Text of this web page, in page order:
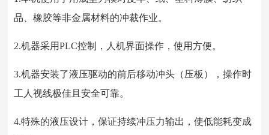
品、橡胶等非金属材料的冲裁作业。
2.机器采用PLC控制，人机界面操作，使用方便。
3.机器安装了液压驱动的前后移动冲头（压板），操作时
工人视线极佳且安全可靠。
4.特殊的液压设计，保证持续冲压力输出，使低能耗变成